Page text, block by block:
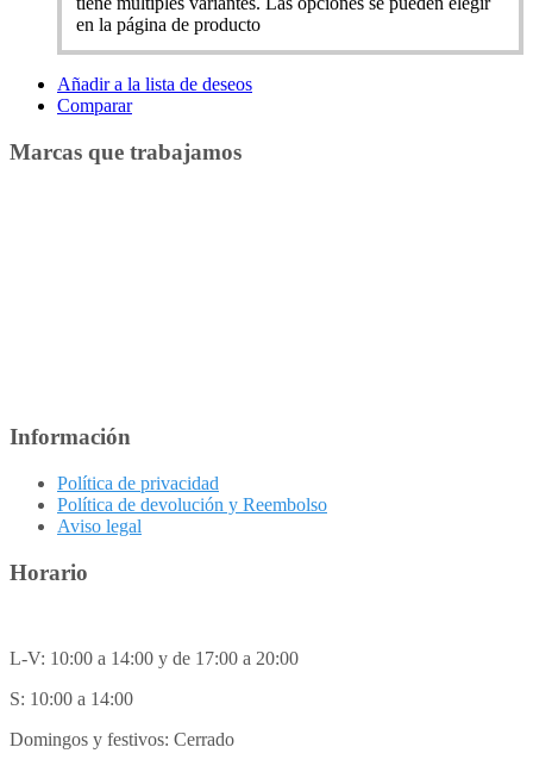
en la página de producto
Añadir a la lista de deseos
Comparar
Marcas que trabajamos
Información
Política de privacidad
Política de devolución y Reembolso
Aviso legal
Horario
L-V: 10:00 a 14:00 y de 17:00 a 20:00
S: 10:00 a 14:00
Domingos y festivos: Cerrado